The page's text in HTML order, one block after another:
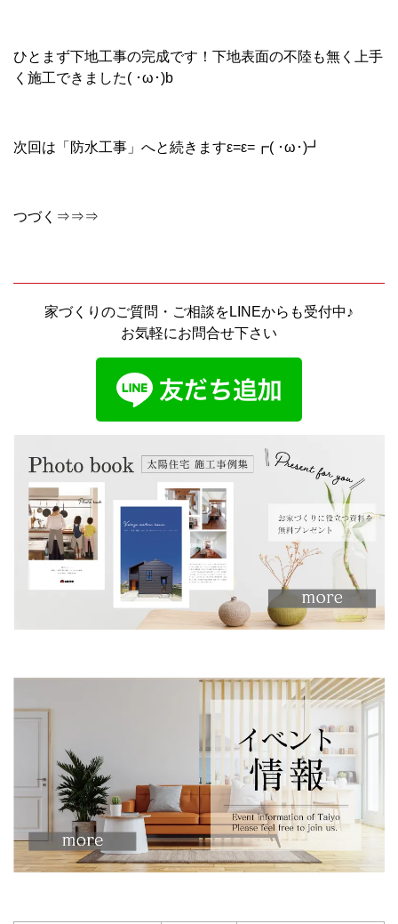
ひとまず下地工事の完成です！下地表面の不陸も無く上手
く施工できました( ･ω･)b
次回は「防水工事」へと続きますε=ε=┏( ･ω･)┛
つづく⇒⇒⇒
家づくりのご質問・ご相談をLINEからも受付中♪
お気軽にお問合せ下さい